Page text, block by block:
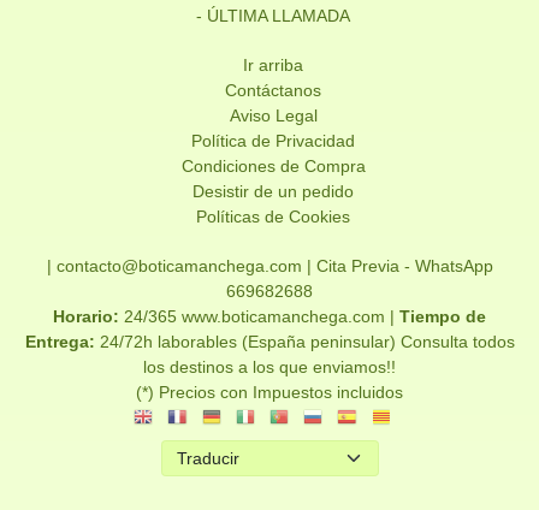
- ÚLTIMA LLAMADA
Ir arriba
Contáctanos
Aviso Legal
Política de Privacidad
Condiciones de Compra
Desistir de un pedido
Políticas de Cookies
| contacto@boticamanchega.com | Cita Previa - WhatsApp
669682688
Horario: 24/365 www.boticamanchega.com | Tiempo de
Entrega: 24/72h laborables (España peninsular) Consulta todos
los destinos a los que enviamos!!
(*) Precios con Impuestos incluidos